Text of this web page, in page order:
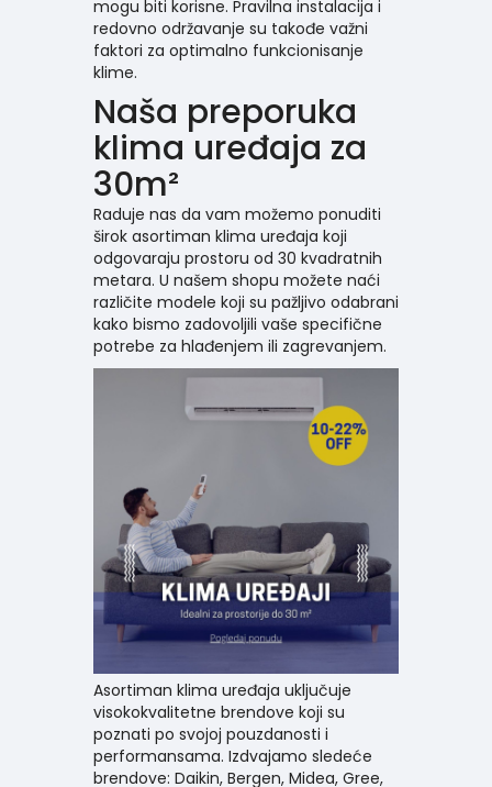
mogu biti korisne. Pravilna instalacija i
redovno održavanje su takođe važni
faktori za optimalno funkcionisanje
klime.
Naša preporuka
klima uređaja za
30m²
Raduje nas da vam možemo ponuditi
širok asortiman klima uređaja koji
odgovaraju prostoru od 30 kvadratnih
metara. U našem shopu možete naći
različite modele koji su pažljivo odabrani
kako bismo zadovoljili vaše specifične
potrebe za hlađenjem ili zagrevanjem.
Asortiman klima uređaja uključuje
visokokvalitetne brendove koji su
poznati po svojoj pouzdanosti i
performansama. Izdvajamo sledeće
brendove: Daikin, Bergen, Midea, Gree,